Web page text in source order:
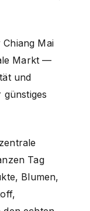
Chiang Mai
Markt —
und
günstiges
Tag
Blumen,